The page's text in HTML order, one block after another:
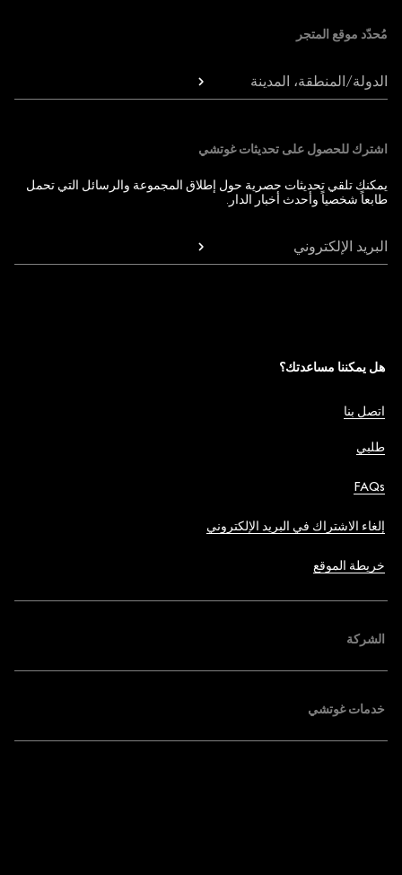
مُحدّد موقع المتجر
الدولة/المنطقة، المدينة
اشترك للحصول على تحديثات غوتشي
يمكنك تلقي تحديثات حصرية حول إطلاق المجموعة والرسائل التي تحمل
طابعاً شخصياً وأحدث أخبار الدار.
البريد الإلكتروني
هل يمكننا مساعدتك؟
اتصل بنا
طلبي
FAQs
إلغاء الاشتراك في البريد الإلكتروني
خريطة الموقع
الشركة
خدمات غوتشي